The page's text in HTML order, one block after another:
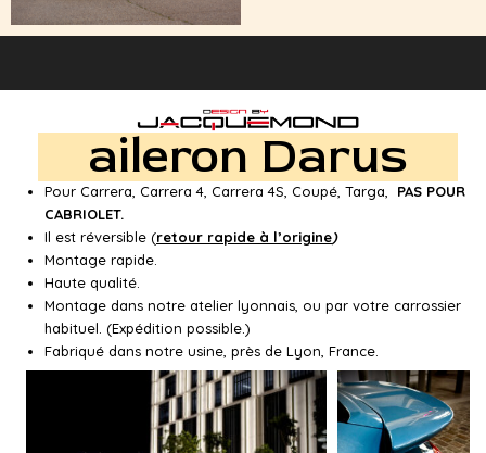
aileron Darus
Pour Carrera, Carrera 4, Carrera 4S, Coupé, Targa, PAS POUR
CABRIOLET.
Il est réversible (retour rapide à l’origine)
Montage rapide.
Haute qualité.
Montage dans notre atelier lyonnais, ou par votre carrossier
habituel. (Expédition possible.)
Fabriqué dans notre usine, près de Lyon, France.